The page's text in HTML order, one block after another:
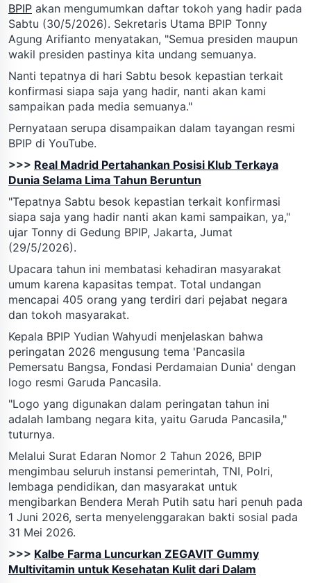
BPIP akan mengumumkan daftar tokoh yang hadir pada
Sabtu (30/5/2026). Sekretaris Utama BPIP Tonny
Agung Arifianto menyatakan, "Semua presiden maupun
wakil presiden pastinya kita undang semuanya.
Nanti tepatnya di hari Sabtu besok kepastian terkait
konfirmasi siapa saja yang hadir, nanti akan kami
sampaikan pada media semuanya."
Pernyataan serupa disampaikan dalam tayangan resmi
BPIP di YouTube.
>>> Real Madrid Pertahankan Posisi Klub Terkaya
Dunia Selama Lima Tahun Beruntun
"Tepatnya Sabtu besok kepastian terkait konfirmasi
siapa saja yang hadir nanti akan kami sampaikan, ya,"
ujar Tonny di Gedung BPIP, Jakarta, Jumat
(29/5/2026).
Upacara tahun ini membatasi kehadiran masyarakat
umum karena kapasitas tempat. Total undangan
mencapai 405 orang yang terdiri dari pejabat negara
dan tokoh masyarakat.
Kepala BPIP Yudian Wahyudi menjelaskan bahwa
peringatan 2026 mengusung tema 'Pancasila
Pemersatu Bangsa, Fondasi Perdamaian Dunia' dengan
logo resmi Garuda Pancasila.
"Logo yang digunakan dalam peringatan tahun ini
adalah lambang negara kita, yaitu Garuda Pancasila,"
tuturnya.
Melalui Surat Edaran Nomor 2 Tahun 2026, BPIP
mengimbau seluruh instansi pemerintah, TNI, Polri,
lembaga pendidikan, dan masyarakat untuk
mengibarkan Bendera Merah Putih satu hari penuh pada
1 Juni 2026, serta menyelenggarakan bakti sosial pada
31 Mei 2026.
>>> Kalbe Farma Luncurkan ZEGAVIT Gummy
Multivitamin untuk Kesehatan Kulit dari Dalam